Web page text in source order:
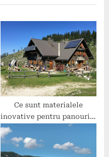
Ce sunt materialele
inovative pentru panourile